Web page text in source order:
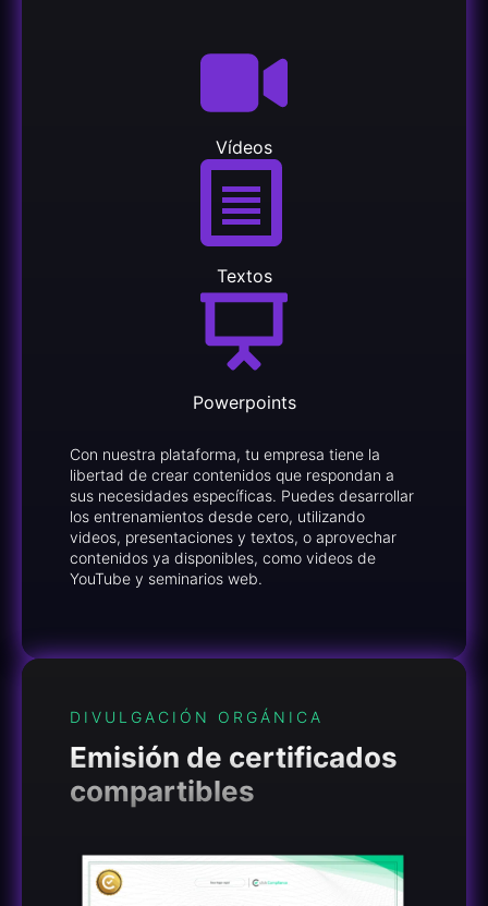
Vídeos
Textos
Powerpoints
Con nuestra plataforma, tu empresa tiene la
libertad de crear contenidos que respondan a
sus necesidades específicas. Puedes desarrollar
los entrenamientos desde cero, utilizando
videos, presentaciones y textos, o aprovechar
contenidos ya disponibles, como videos de
YouTube y seminarios web.
DIVULGACIÓN ORGÁNICA
Emisión de certificados
compartibles